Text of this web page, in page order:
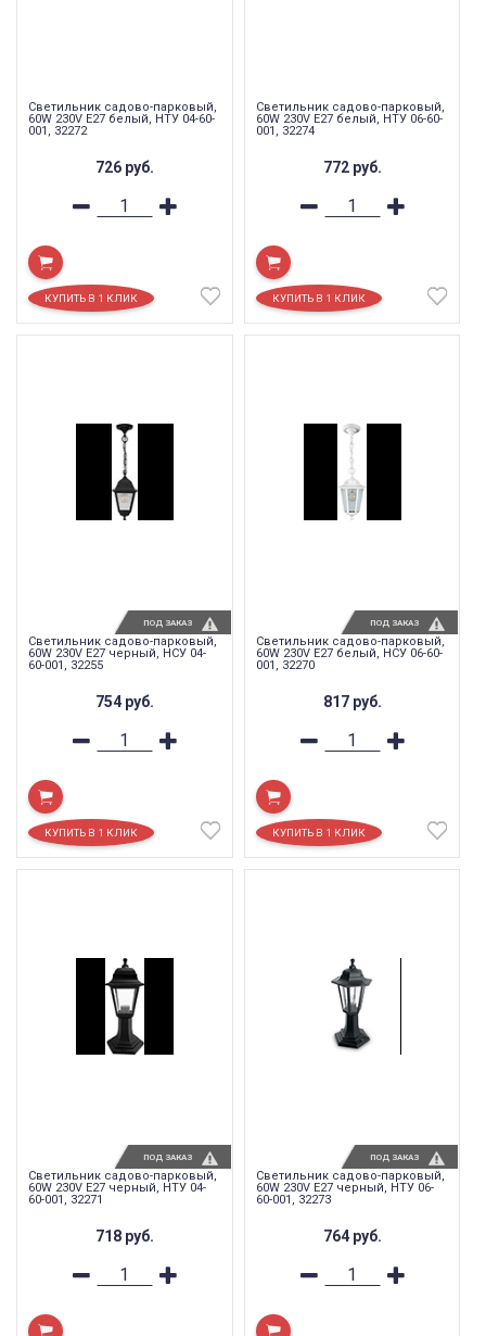
Светильник садово-парковый,
60W 230V E27 белый, НТУ 04-60-
001, 32272
726 руб.
Светильник садово-парковый,
60W 230V E27 белый, НТУ 06-60-
001, 32274
772 руб.
Светильник садово-парковый,
60W 230V E27 черный, НСУ 04-
60-001, 32255
754 руб.
ПОД ЗАКАЗ
Светильник садово-парковый,
60W 230V E27 белый, НСУ 06-60-
001, 32270
817 руб.
ПОД ЗАКАЗ
Светильник садово-парковый,
60W 230V E27 черный, НТУ 04-
60-001, 32271
718 руб.
ПОД ЗАКАЗ
Светильник садово-парковый,
60W 230V E27 черный, НТУ 06-
60-001, 32273
764 руб.
ПОД ЗАКАЗ